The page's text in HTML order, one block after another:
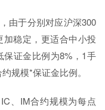
由于分别对应沪深300
稳定，更适合中小投
证金比例为8%，1手
规模*保证金比例。
、IM合约规模为每点